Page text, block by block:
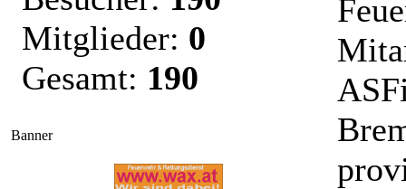
Mitglieder: 0
Gesamt: 190
Banner